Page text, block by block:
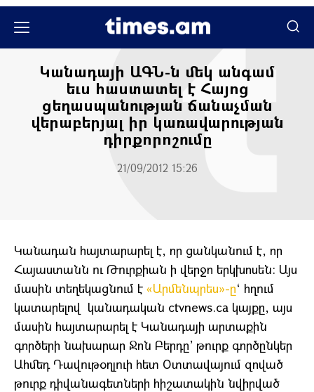
Կանադայի ԱԳՆ-ն մեկ անգամ
եւս հաստատել է Հայոց
ցեղասպանության ճանաչման
վերաբերյալ իր կառավարության
դիրքորոշումը
21/09/2012 15:26
Կանադան հայտարարել է, որ ցանկանում է, որ
Հայաստանն ու Թուրքիան ի վերջո երկխոսեն: Այս
մասին տեղեկացնում է «Արմենպրես»-ը‘ հղում
կատարելով կանադական ctvnews.ca կայքը, այս
մասին հայտարարել է Կանադայի արտաքին
գործերի նախարար Ջոն Բերդը’ թուրք գործընկեր
Ահմեդ Դավութօղլուի հետ Օտտավայում զոված
թուրք դիվանագետների հիշատակին նվիրված